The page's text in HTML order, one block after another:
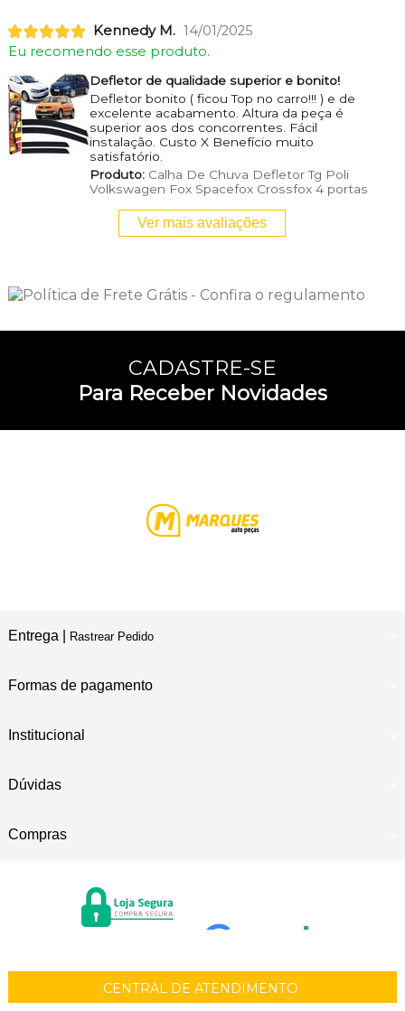
Kennedy M. 14/01/2025
Eu recomendo esse produto.
Defletor de qualidade superior e bonito!
Defletor bonito ( ficou Top no carro!!! ) e de
excelente acabamento. Altura da peça é
superior aos dos concorrentes. Fácil
instalação. Custo X Benefício muito
satisfatório.
Produto:Calha De Chuva Defletor Tg Poli
Volkswagen Fox Spacefox Crossfox 4 portas
Ver mais avaliações
CADASTRE-SE
Para Receber Novidades
Entrega | Rastrear Pedido
Formas de pagamento
Institucional
Dúvidas
Compras
CENTRAL DE ATENDIMENTO